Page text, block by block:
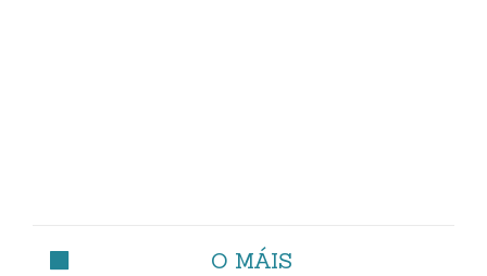
O MÁIS